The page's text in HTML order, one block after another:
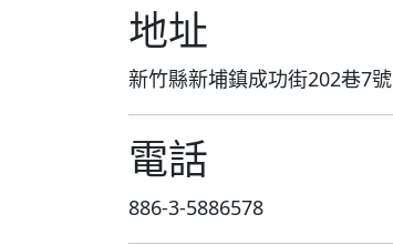
地址
新竹縣新埔鎮成功街202巷7號
電話
886-3-5886578